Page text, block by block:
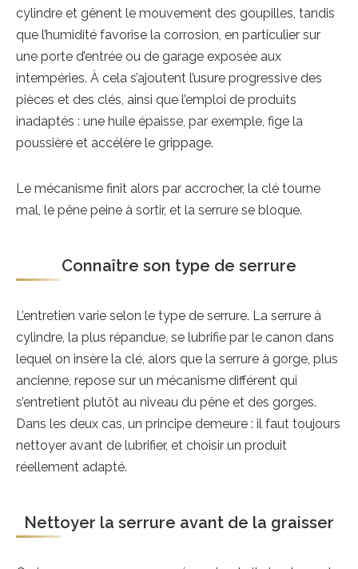
cylindre et gênent le mouvement des goupilles, tandis
que l’humidité favorise la corrosion, en particulier sur
une porte d’entrée ou de garage exposée aux
intempéries. À cela s’ajoutent l’usure progressive des
pièces et des clés, ainsi que l’emploi de produits
inadaptés : une huile épaisse, par exemple, fige la
poussière et accélère le grippage.
Le mécanisme finit alors par accrocher, la clé tourne
mal, le pêne peine à sortir, et la serrure se bloque.
Connaître son type de serrure
L’entretien varie selon le type de serrure. La serrure à
cylindre, la plus répandue, se lubrifie par le canon dans
lequel on insère la clé, alors que la serrure à gorge, plus
ancienne, repose sur un mécanisme différent qui
s’entretient plutôt au niveau du pêne et des gorges.
Dans les deux cas, un principe demeure : il faut toujours
nettoyer avant de lubrifier, et choisir un produit
réellement adapté.
Nettoyer la serrure avant de la graisser